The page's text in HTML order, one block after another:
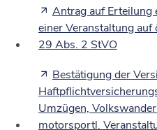
Antrag auf Erteilung
einer Veranstaltung
29 Abs. 2 StVO
Bestätigung der
Umzügen,
motorsportl.